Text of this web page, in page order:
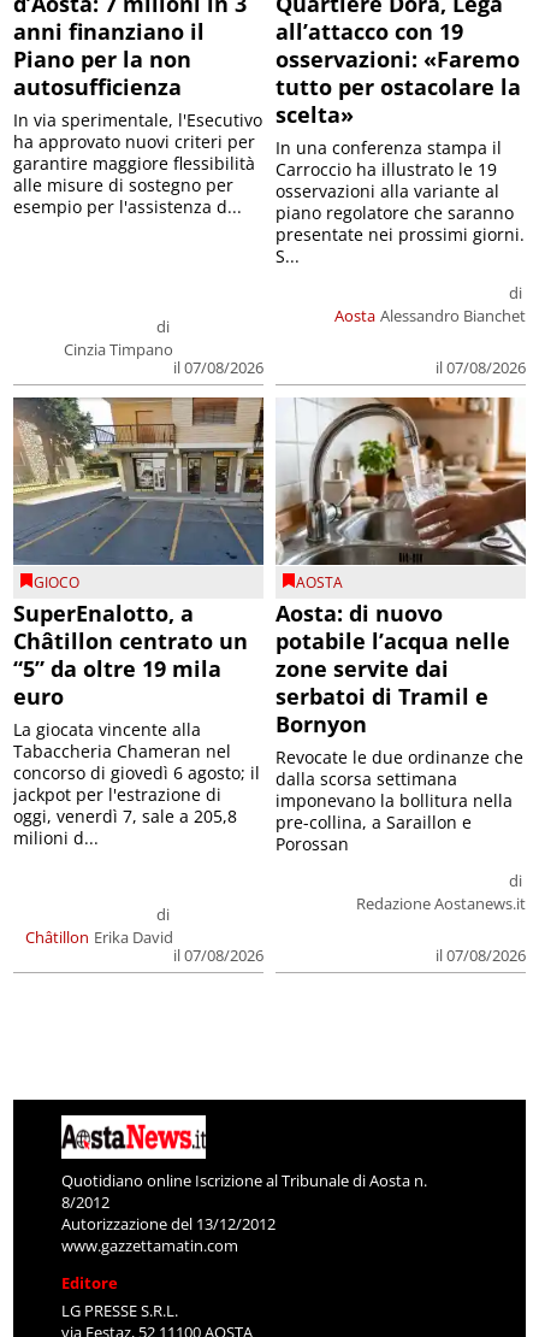
anni finanziano il
Piano per la non
autosufficienza
di
Cinzia Timpano
il 07/08/2026
In via sperimentale, l'Esecutivo
ha approvato nuovi criteri per
garantire maggiore flessibilità
alle misure di sostegno per
esempio per l'assistenza d...
all’attacco con 19
osservazioni: «Faremo
tutto per ostacolare la
scelta»
Aosta
di
Alessandro Bianchet
il 07/08/2026
In una conferenza stampa il
Carroccio ha illustrato le 19
osservazioni alla variante al
piano regolatore che saranno
presentate nei prossimi giorni.
S...
GIOCO
SuperEnalotto, a
Châtillon centrato un
“5” da oltre 19 mila
euro
Châtillon
di
Erika David
il 07/08/2026
La giocata vincente alla
Tabaccheria Chameran nel
concorso di giovedì 6 agosto; il
jackpot per l'estrazione di
oggi, venerdì 7, sale a 205,8
milioni d...
AOSTA
Aosta: di nuovo
potabile l’acqua nelle
zone servite dai
serbatoi di Tramil e
Bornyon
di
Redazione Aostanews.it
il 07/08/2026
Revocate le due ordinanze che
dalla scorsa settimana
imponevano la bollitura nella
pre-collina, a Saraillon e
Porossan
Quotidiano online Iscrizione al Tribunale di Aosta n.
8/2012
Autorizzazione del 13/12/2012
www.gazzettamatin.com
Editore
LG PRESSE S.R.L.
via Festaz, 52 11100 AOSTA